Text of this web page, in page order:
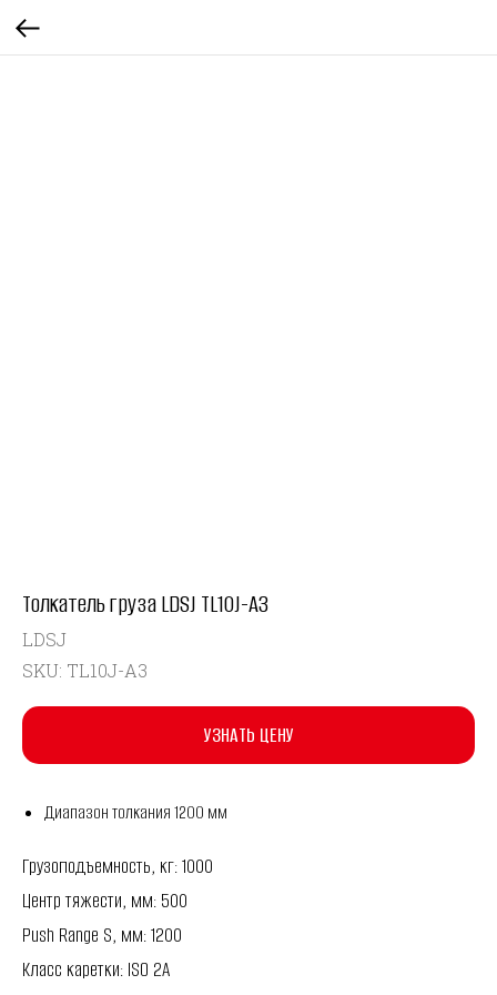
Толкатель груза LDSJ TL10J-A3
LDSJ
SKU: TL10J-A3
УЗНАТЬ ЦЕНУ
Диапазон толкания 1200 мм
Грузоподъемность, кг: 1000
Центр тяжести, мм: 500
Push Range S, мм: 1200
Класс каретки: ISO 2A